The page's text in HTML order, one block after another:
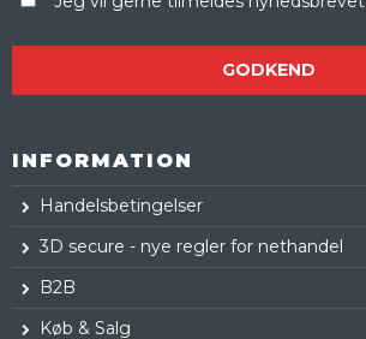
GODKEND
INFORMATION
Handelsbetingelser
3D secure - nye regler for nethandel
B2B
Køb & Salg